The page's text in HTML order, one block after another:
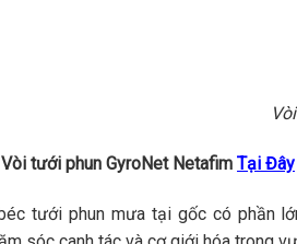
hình không bằng phẳng và đồi dốc.
Vòi phun bù áp SuperNetNetafim
Vòi tưới phun SuperNet Netafim Tại